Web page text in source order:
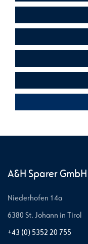
A&H Sparer GmbH
Niederhofen 14a
6380 St. Johann in Tirol
+43 (0) 5352 20 755